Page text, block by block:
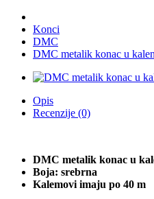
Konci
DMC
DMC metalik konac u
Opis
Recenzije (0)
DMC metalik konac u
Boja: srebrna
Kalemovi imaju po 40 m